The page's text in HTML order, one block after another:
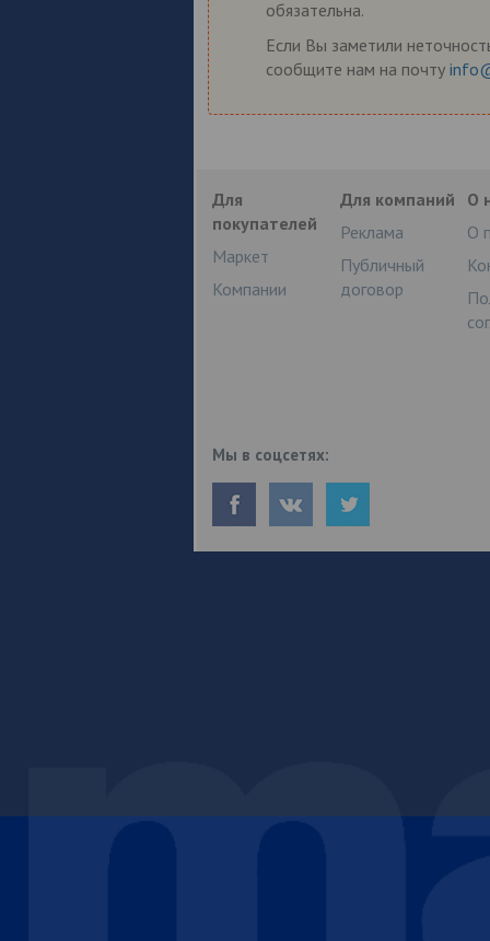
обязательна.
Если Вы заметили
сообщите нам на почту
Для
покупателей
Маркет
Компании
Для компаний
Реклама
Публичный
договор
О
О
Мы в соцсетях: